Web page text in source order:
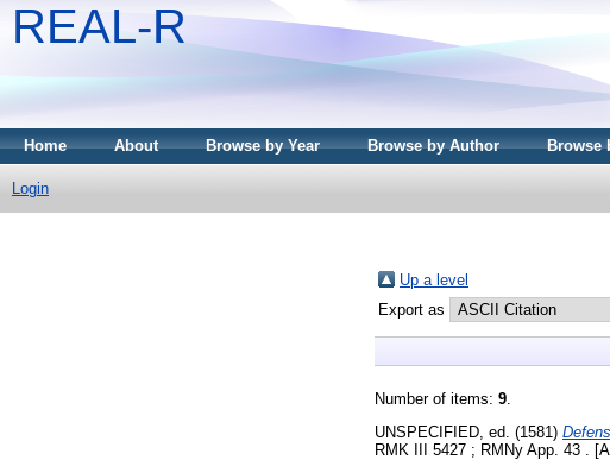
REAL-R
Home About Browse by Year Browse by Author Browse
Login
Up a level
Export as
Number of items: 9
UNSPECIFIED, ed. (1581)
RMK III 5427 ; RMNy App. 43 .